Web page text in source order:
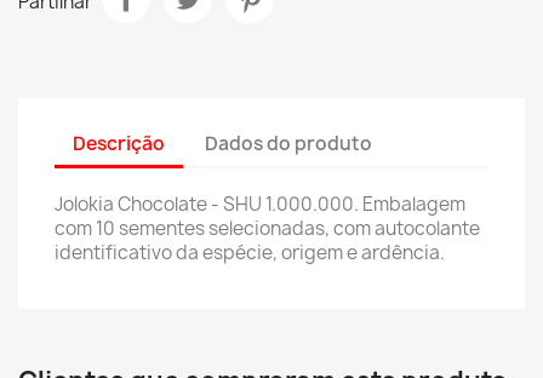
Descrição Dados do produto
Jolokia Chocolate - SHU 1.000.000. Embalagem
com 10 sementes selecionadas, com autocolante
identificativo da espécie, origem e ardência.